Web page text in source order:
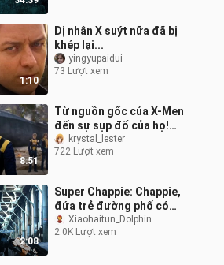
1:10
Dị nhân X suýt nữa đã bị
khép lại...
yingyupaidui
73 Lượt xem
8:51
Từ nguồn gốc của X-Men
đến sự sụp đổ của họ!
Một biên niên sử về cốt
truyện chính của vũ trụ
krystal_lester
722 Lượt xem
2:08
Super Chappie: Chappie,
đứa trẻ đường phố có
tinh thần làm mẹ cao cả
đã trở thành như thế
Xiaohaitun_Dolphin
2.0K Lượt xem